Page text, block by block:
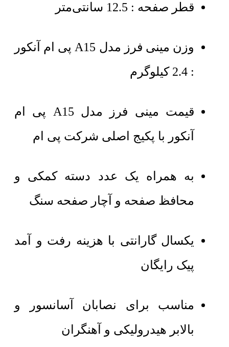
قطر صفحه : 12.5 سانتی‌متر
وزن مینی فرز مدل A15 پی ام آنکور
: 2.4 کیلوگرم
قیمت مینی فرز مدل A15 پی ام
آنکور با پکیج اصلی شرکت پی ام
به همراه یک عدد دسته کمکی و
محافظ صفحه و آچار صفحه سنگ
یکسال گارانتی با هزینه رفت و آمد
پیک رایگان
مناسب برای نصابان آسانسور و
بالابر هیدرولیکی و آهنگران